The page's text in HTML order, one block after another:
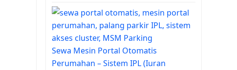
Sewa Mesin Portal Otomatis
Perumahan – Sistem IPL (Iuran